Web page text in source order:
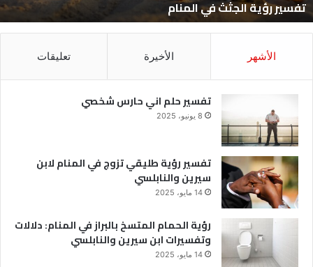
تفسير رؤية الجثث في المنام
الأشهر الأخيرة تعليقات
تفسير حلم اني حارس شخصي
8 يونيو، 2025
تفسير رؤية طليقي تزوج في المنام لابن
سيرين والنابلسي
14 مايو، 2025
رؤية الحمام المتسخ بالبراز في المنام: دلالات
وتفسيرات ابن سيرين والنابلسي
14 مايو، 2025